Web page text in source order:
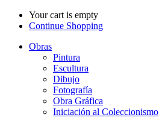
Your cart is empty
Continue Shopping
Obras
Pintura
Escultura
Dibujo
Fotografía
Obra Gráfica
Iniciación al Coleccionismo